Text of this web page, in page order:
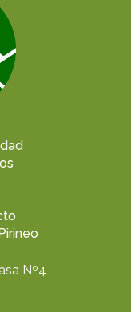
Nº4